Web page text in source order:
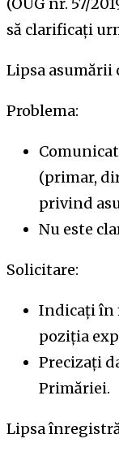
să clarificați
Lipsa
Problema:
(primar,
privind
Nu este
Solicitare:
Indicați în
poziția
Precizați
Primăriei.
Lipsa